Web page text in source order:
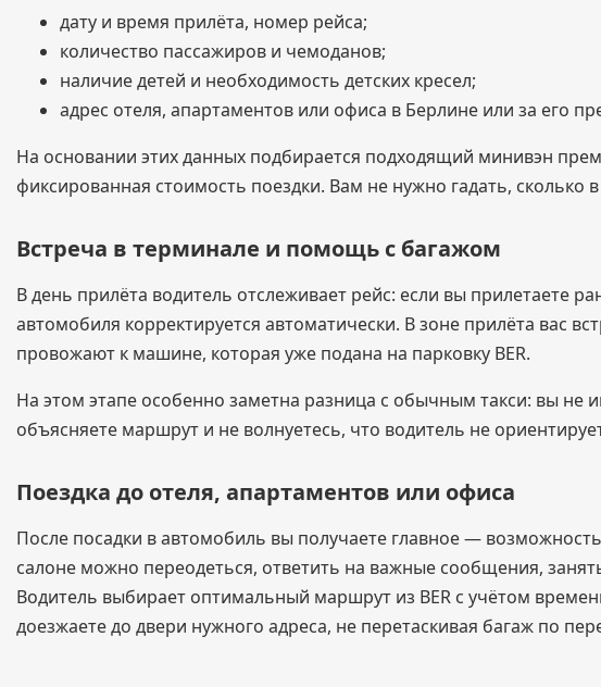
дату и время прилёта, номер рейса;
количество пассажиров и чемоданов;
наличие детей и необходимость детских кресел;
адрес отеля, апартаментов или офиса в Берлине или за его
На основании этих данных подбирается подходящий минивэн
фиксированная стоимость поездки. Вам не нужно гадать, сколько
Встреча в терминале и помощь с багажом
В день прилёта водитель отслеживает рейс: если вы прилетаете
автомобиля корректируется автоматически. В зоне прилёта вас
провожают к машине, которая уже подана на парковку BER.
На этом этапе особенно заметна разница с обычным такси: вы не
объясняете маршрут и не волнуетесь, что водитель не
Поездка до отеля, апартаментов или офиса
После посадки в автомобиль вы получаете главное —
салоне можно переодеться, ответить на важные сообщения,
Водитель выбирает оптимальный маршрут из BER с учётом
доезжаете до двери нужного адреса, не перетаскивая багаж по